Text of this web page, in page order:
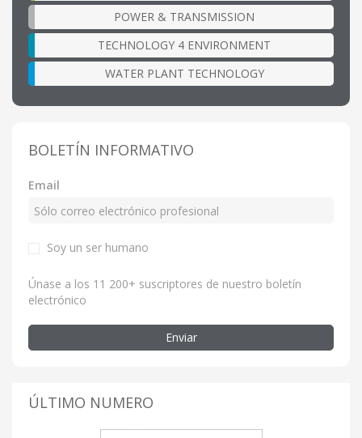
POWER & TRANSMISSION
TECHNOLOGY 4 ENVIRONMENT
WATER PLANT TECHNOLOGY
BOLETÍN INFORMATIVO
Email
Soy un ser humano
Únase a los 11 200+ suscriptores de nuestro boletín
electrónico
Enviar
ÚLTIMO NUMERO